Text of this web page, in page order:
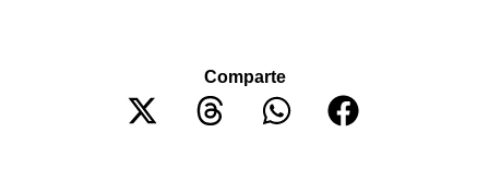
Comparte